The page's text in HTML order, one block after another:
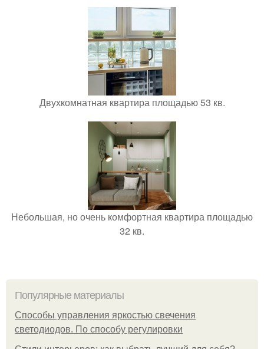
Двухкомнатная квартира площадью 53 кв.
Небольшая, но очень комфортная квартира площадью
32 кв.
Популярные материалы
Способы управления яркостью свечения
светодиодов. По способу регулировки